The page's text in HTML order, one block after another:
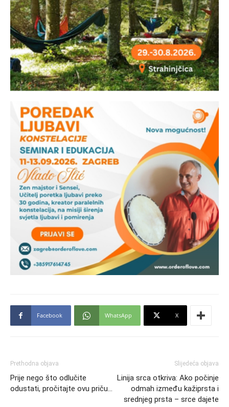
Facebook WhatsApp X
Prethodna objava
Prije nego što odlučite
odustati, pročitajte ovu priču…
Slijedeća objava
Linija srca otkriva: Ako počinje
odmah između kažiprsta i
srednjeg prsta – srce dajete